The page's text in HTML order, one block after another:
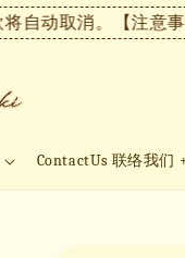
取消。【注意事项】
ContactUs 联络我们